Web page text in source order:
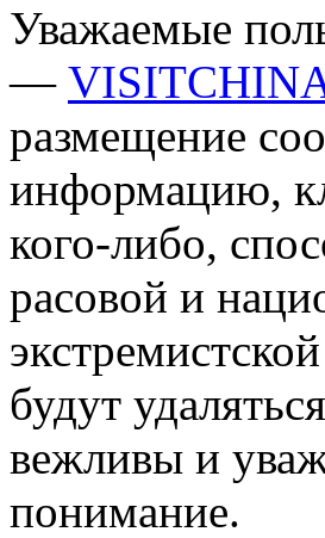
Уважаемые
—
размещение
информацию,
кого-либо,
расовой и
будут
вежливы и
понимание.